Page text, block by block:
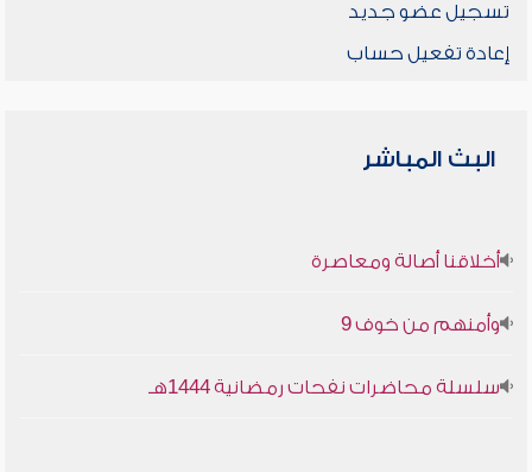
تسجيل عضو جديد
إعادة تفعيل حساب
البث المباشر
أخلاقنا أصالة ومعاصرة
وأمنهم من خوف 9
سلسلة محاضرات نفحات رمضانية 1444هـ